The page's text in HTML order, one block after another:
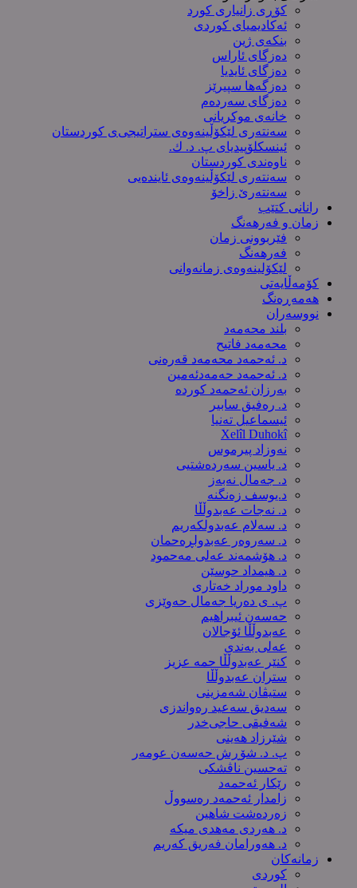
کۆڕی زانیاری کورد
ئەکادیمیای کوردی
بنکەی ژین
دەزگای ئاراس
دەزگای ئایدیا
دەزگەها سپیرێز
دەزگای سەردەم
خانەی موکریانی
سەنتەری لێكۆڵینەوەی ستراتیجی‌ی كوردستان
ئینسکلۆپیدیای پ. د. ك.
ناوەندی کوردستان
سەنتەری لێکۆڵینەوەى ئایندەیی
سەنتەرێ زاخۆ
رانانی کتێب
زمان و فەرهەنگ
فێربوونی زمان
فەرهەنگ
لێکۆلینەوەی زمانەوانی
کۆمەڵایەتی
هەمەڕەنگ
نووسەران
بلند محەمەد
محەمەد فاتیح
د. ئەحمەد محەمەد قەرەنی
د. ئەحمەد حەمەدئەمین
بەرزان ئەحمەد کورده
د. رەفیق سابیر
ئیسماعیل تەنیا
Xelîl Duhokî
نەوزاد پیرموس
د. یاسین سەردەشتیی
د. جەمال نەبەز
د.یوسف زه‌نگنه‌
د. نەجات عەبدوڵڵا
د. سەلام عەبدولكەریم
د. سەروەر عەبدولڕەحمان
د. هۆشمەند عەلی مەحمود
د. هیمداد حوسێن
داود موراد خەتاری
پ. ی دەریا جەمال حەوێزی
حەسەن ئیبراهیم
عەبدوڵڵا ئۆجالان
عەلی بەندی
کنێر عەبدوڵڵا حمە عزیز
ستران عەبدوڵڵا
ستیڤان شەمزینی
سەدیق سەعید رەواندزی
شه‌فیقی حاجی‌خدر
شێرزاد هەینی
پ. د. شۆڕش حەسەن عومەر
تەحسین ناڤشکی
رێکار ئەحمەد
زامدار ئەحمەد رەسووڵ
زه‌رده‌شت شاهین
د. هەردی مەهدی میکە
د. هەورامان فەریق كەریم
زمانەکان
کوردی